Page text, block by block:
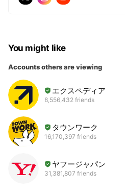
You might like
Accounts others are viewing
エクスペディア
8,556,432 friends
タウンワーク
16,170,397 friends
ヤフージャパン
31,381,807 friends